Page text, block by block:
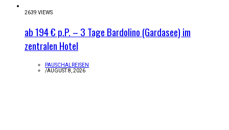
2639 VIEWS
ab 194 € p.P. – 3 Tage Bardolino (Gardasee) im
zentralen Hotel
PAUSCHALREISEN
/AUGUST 8, 2026